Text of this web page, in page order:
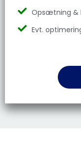
Opsætning &
Evt.